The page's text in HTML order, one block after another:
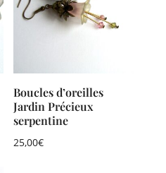
Boucles d’oreilles
Jardin Précieux
serpentine
25,00€